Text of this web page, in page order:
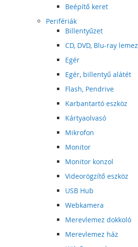
Beépítő keret
Perifériák
Billentyűzet
CD, DVD, Blu-ray lemez
Egér
Egér, billentyű alátét
Flash, Pendrive
Karbantartó eszköz
Kártyaolvasó
Mikrofon
Monitor
Monitor konzol
Videorögzítő eszköz
USB Hub
Webkamera
Merevlemez dokkoló
Merevlemez ház